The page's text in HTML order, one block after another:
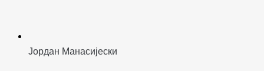
Јордан Манасијески